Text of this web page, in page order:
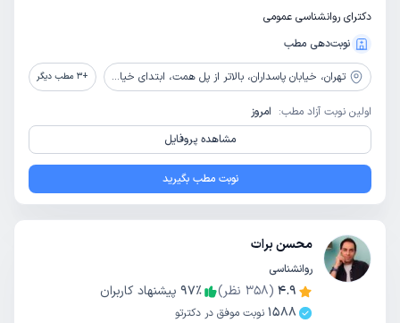
دکترای روانشناسی عمومی
نوبت‌دهی مطب
تهران، خیابان پاسداران، بالاتر از پل همت، ابتدای خیابان گل نبی، پلاک 17، واحد 6 +
3 مطب دیگر
اولین نوبت آزاد مطب: امروز
مشاهده پروفایل
نوبت مطب بگیرید
محسن برات
روانشناسی
4.9
(
358 نظر) 97٪
پیشنهاد کاربران
1588 نوبت موفق در دکترتو